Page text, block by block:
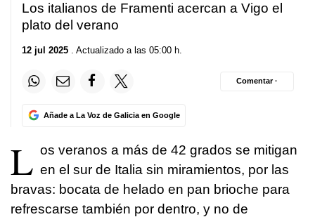
Los italianos de Framenti acercan a Vigo el
plato del verano
12 jul 2025 . Actualizado a las 05:00 h.
Añade a La Voz de Galicia en Google
Comentar ·
L os veranos a más de 42 grados se mitigan
en el sur de Italia sin miramientos, por las
bravas: bocata de helado en pan brioche para
refrescarse también por dentro, y no de